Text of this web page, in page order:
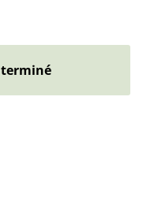
terminé